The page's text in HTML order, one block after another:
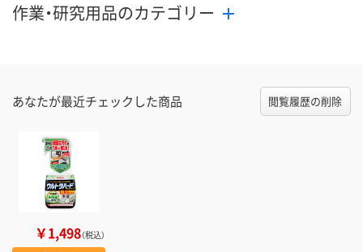
作業・研究用品のカテゴリー
あなたが最近チェックした商品 閲覧履歴の削除
￥1,498（税込）